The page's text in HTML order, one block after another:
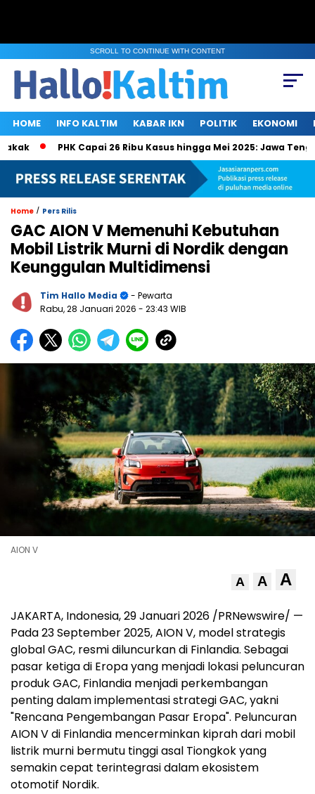
SCROLL TO CONTINUE WITH CONTENT
HOME INFO KALTIM KABAR IKN POLITIK EKONOMI
PHK Capai 26 Ribu Kasus hingga Mei 2025: Jawa
Home / Pers Rilis
GAC AION V Memenuhi Kebutuhan
Mobil Listrik Murni di Nordik dengan
Keunggulan Multidimensi
Tim Hallo Media
- Pewarta
Rabu, 28 Januari 2026 - 23:43 WIB
AION V
A A A
JAKARTA, Indonesia,29 Januari 2026 /PRNewswire/ —
Pada 23 September 2025, AION V, model strategis
global GAC, resmi diluncurkan di Finlandia. Sebagai
pasar ketiga di Eropa yang menjadi lokasi peluncuran
produk GAC, Finlandia menjadi perkembangan
penting dalam implementasi strategi GAC, yakni
"Rencana Pengembangan Pasar Eropa". Peluncuran
AION V di Finlandia mencerminkan kiprah dari mobil
listrik murni bermutu tinggi asal Tiongkok yang
semakin cepat terintegrasi dalam ekosistem
otomotif Nordik.